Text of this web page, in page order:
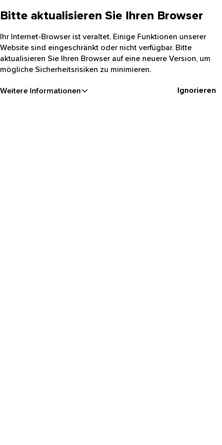
Bitte aktualisieren Sie Ihren Browser
Ihr Internet-Browser ist veraltet. Einige Funktionen unserer
Website sind eingeschränkt oder nicht verfügbar. Bitte
aktualisieren Sie Ihren Browser auf eine neuere Version, um
mögliche Sicherheitsrisiken zu minimieren.
Weitere Informationen Ignorieren